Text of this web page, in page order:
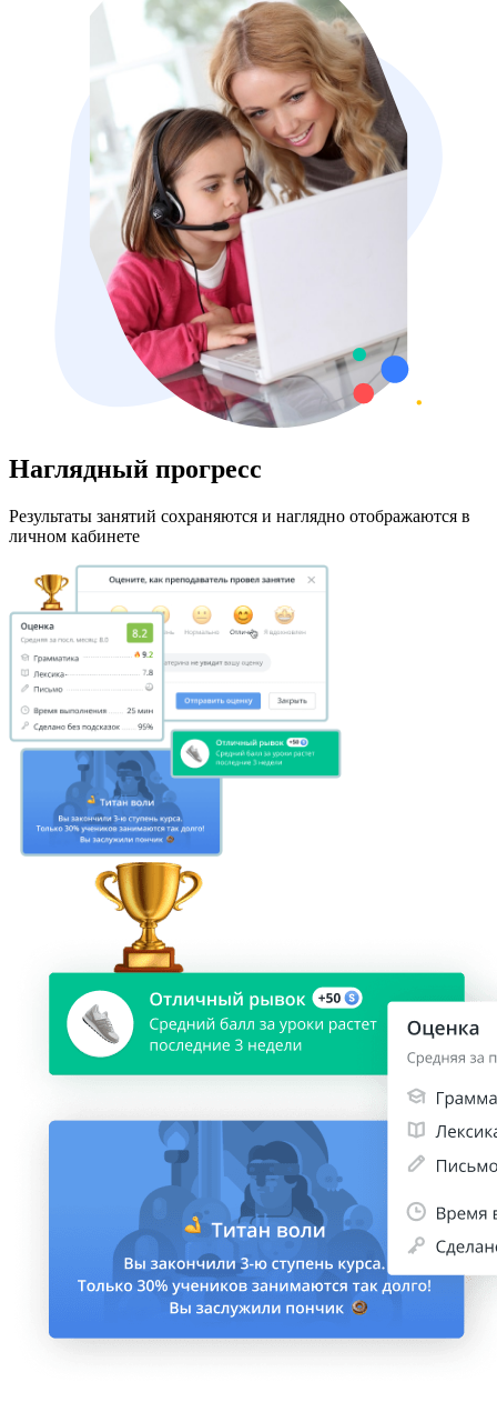
Наглядный прогресс
Результаты занятий сохраняются и наглядно отображаются в
личном кабинете